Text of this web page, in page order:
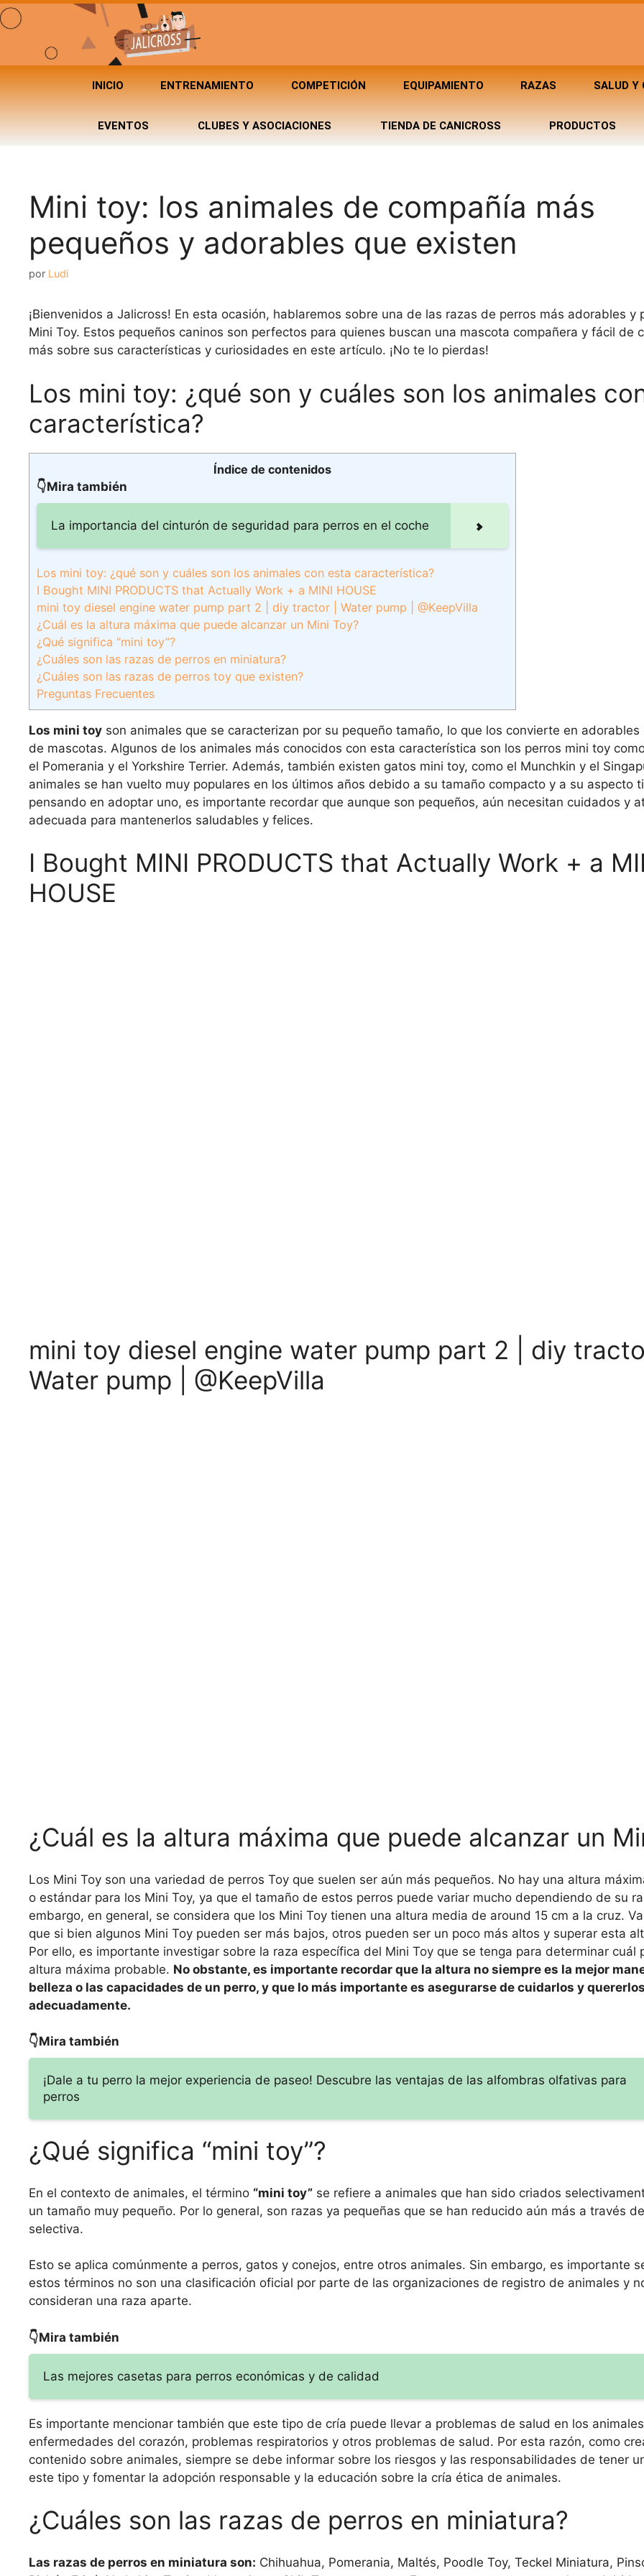
INICIO ENTRENAMIENTO COMPETICIÓN EQUIPAMIENTO RAZAS SALUD Y
EVENTOS CLUBES Y ASOCIACIONES TIENDA DE CANICROSS PRODUCTOS
Mini toy: los animales de compañía más
pequeños y adorables que existen
por Ludi
¡Bienvenidos a Jalicross! En esta ocasión, hablaremos sobre una de las razas de perros más adorables y
Mini Toy. Estos pequeños caninos son perfectos para quienes buscan una mascota compañera y fácil de
más sobre sus características y curiosidades en este artículo. ¡No te lo pierdas!
Los mini toy: ¿qué son y cuáles son los animales
característica?
Índice de contenidos
👇Mira también
La importancia del cinturón de seguridad para perros en el coche
Los mini toy: ¿qué son y cuáles son los animales con esta característica?
I Bought MINI PRODUCTS that Actually Work + a MINI HOUSE
mini toy diesel engine water pump part 2 | diy tractor | Water pump | @KeepVilla
¿Cuál es la altura máxima que puede alcanzar un Mini Toy?
¿Qué significa “mini toy”?
¿Cuáles son las razas de perros en miniatura?
¿Cuáles son las razas de perros toy que existen?
Preguntas Frecuentes
Los mini toy son animales que se caracterizan por su pequeño tamaño, lo que los convierte en adorables
de mascotas. Algunos de los animales más conocidos con esta característica son los perros mini toy
el Pomerania y el Yorkshire Terrier. Además, también existen gatos mini toy, como el Munchkin y el
animales se han vuelto muy populares en los últimos años debido a su tamaño compacto y a su aspecto
pensando en adoptar uno, es importante recordar que aunque son pequeños, aún necesitan cuidados y
adecuada para mantenerlos saludables y felices.
I Bought MINI PRODUCTS that Actually Work + a
HOUSE
mini toy diesel engine water pump part 2 | diy
Water pump | @KeepVilla
¿Cuál es la altura máxima que puede alcanzar un
Los Mini Toy son una variedad de perros Toy que suelen ser aún más pequeños. No hay una altura
o estándar para los Mini Toy, ya que el tamaño de estos perros puede variar mucho dependiendo de su
embargo, en general, se considera que los Mini Toy tienen una altura media de around 15 cm a la cruz.
que si bien algunos Mini Toy pueden ser más bajos, otros pueden ser un poco más altos y superar esta
Por ello, es importante investigar sobre la raza específica del Mini Toy que se tenga para determinar cuál
altura máxima probable. No obstante, es importante recordar que la altura no siempre es la mejor
belleza o las capacidades de un perro, y que lo más importante es asegurarse de cuidarlos y
adecuadamente.
👇Mira también
¡Dale a tu perro la mejor experiencia de paseo! Descubre las ventajas de las alfombras olfativas para
perros
¿Qué significa “mini toy”?
En el contexto de animales, el término “mini toy” se refiere a animales que han sido criados
un tamaño muy pequeño. Por lo general, son razas ya pequeñas que se han reducido aún más a través
selectiva.
Esto se aplica comúnmente a perros, gatos y conejos, entre otros animales. Sin embargo, es importante
estos términos no son una clasificación oficial por parte de las organizaciones de registro de animales y
consideran una raza aparte.
👇Mira también
Las mejores casetas para perros económicas y de calidad
Es importante mencionar también que este tipo de cría puede llevar a problemas de salud en los
enfermedades del corazón, problemas respiratorios y otros problemas de salud. Por esta razón, como
contenido sobre animales, siempre se debe informar sobre los riesgos y las responsabilidades de tener
este tipo y fomentar la adopción responsable y la educación sobre la cría ética de animales.
¿Cuáles son las razas de perros en miniatura?
Las razas de perros en miniatura son: Chihuahua, Pomerania, Maltés, Poodle Toy, Teckel Miniatura,